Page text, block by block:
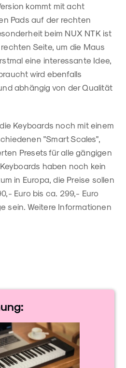
kommt mit acht
Pads auf der rechten
beim NUX NTK ist
Seite, um die Maus
eine interessante Idee,
wird ebenfalls
abhängig von der Qualität
Keyboards noch mit einem
"Smart Scales",
Presets für alle gängigen
haben noch kein
in Europa, die Preise sollen
Euro bis ca. 299,- Euro
sein. Weitere Informationen